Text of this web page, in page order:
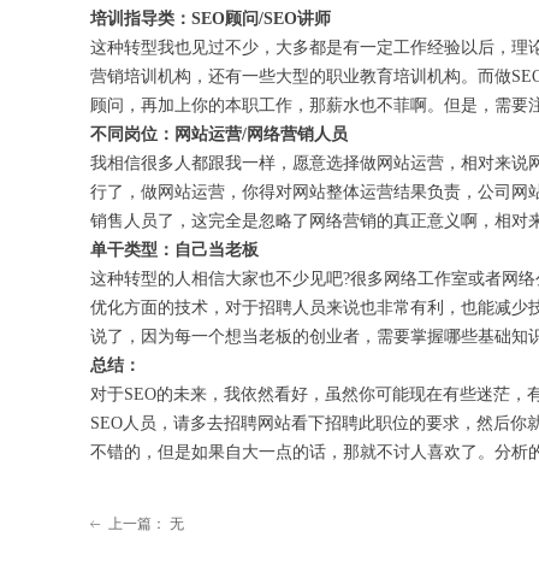
培训指导类：SEO顾问/SEO讲师
这种转型我也见过不少，大多都是有一定工作经验以后，
营销培训机构，还有一些大型的职业教育培训机构。而做
顾问，再加上你的本职工作，那薪水也不菲啊。但是，需
不同岗位：网站运营/网络营销人员
我相信很多人都跟我一样，愿意选择做网站运营，相对来
行了，做网站运营，你得对网站整体运营结果负责，公司
销售人员了，这完全是忽略了网络营销的真正意义啊，相
单干类型：自己当老板
这种转型的人相信大家也不少见吧?很多网络工作室或者网
优化方面的技术，对于招聘人员来说也非常有利，也能减
说了，因为每一个想当老板的创业者，需要掌握哪些基础知
总结：
对于SEO的未来，我依然看好，虽然你可能现在有些迷茫
SEO人员，请多去招聘网站看下招聘此职位的要求，然后
不错的，但是如果自大一点的话，那就不讨人喜欢了。分析
ꂃ 上一篇： 无